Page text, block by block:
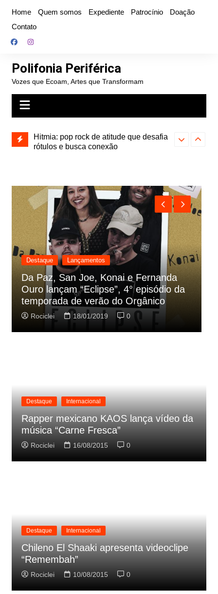
conteúdo
Home Quem somos Expediente Patrocínio
Doação
Contato
Polifonia Periférica
Vozes que Ecoam, Artes que Transformam
Hitmia: pop rock de atitude que desafia
HOLIDAY NICE prova que o hardcore
do interior paulista não precisa de
JU KOSSO
Destaque Internacional
J. Cole reflete sobre gerações de
artistas do rap em seu novo single
“Middle Child”.
Rociclei 24/01/2019
Destaque Internacional
Rapper mexicano KAOS lança vídeo da
música “Carne Fresca”
Rociclei 16/08/2015 0
Destaque Internacional
Chileno El Shaaki apresenta videoclipe
“Remembah”
Rociclei 10/08/2015 0